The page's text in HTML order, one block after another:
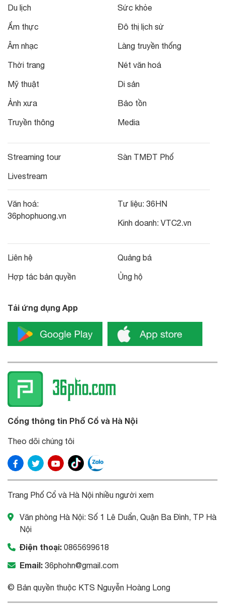
Du lịch
Ẩm thực
Âm nhạc
Thời trang
Mỹ thuật
Ảnh xưa
Truyền thông
Sức khỏe
Đô thị lịch sử
Làng truyền thống
Nét văn hoá
Di sản
Bảo tồn
Media
Streaming tour
Livestream
Sàn TMĐT Phố
Văn hoá:
36phophuong.vn
Tư liệu: 36HN
Kinh doanh: VTC2.vn
Liên hệ
Hợp tác bản quyền
Quảng bá
Ủng hộ
Tải ứng dụng App
Cổng thông tin Phố Cổ và Hà Nội
Theo dõi chúng tôi
Trang Phố Cổ và Hà Nội nhiều người xem
Văn phòng Hà Nội: Số 1 Lê Duẩn, Quận Ba Đình, TP Hà
Nội
Điện thoại: 0865699618
Email: 36phohn@gmail.com
© Bản quyền thuộc KTS Nguyễn Hoàng Long